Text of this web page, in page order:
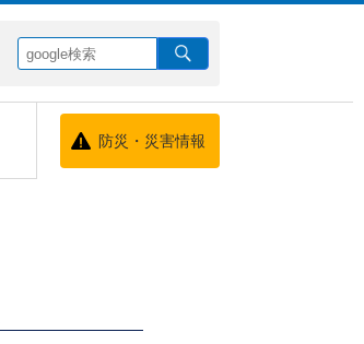
防災・災害情報